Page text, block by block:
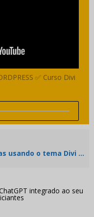
✅ Curso Divi
e rapi.Website | Para iniciantes
integrado ao seu